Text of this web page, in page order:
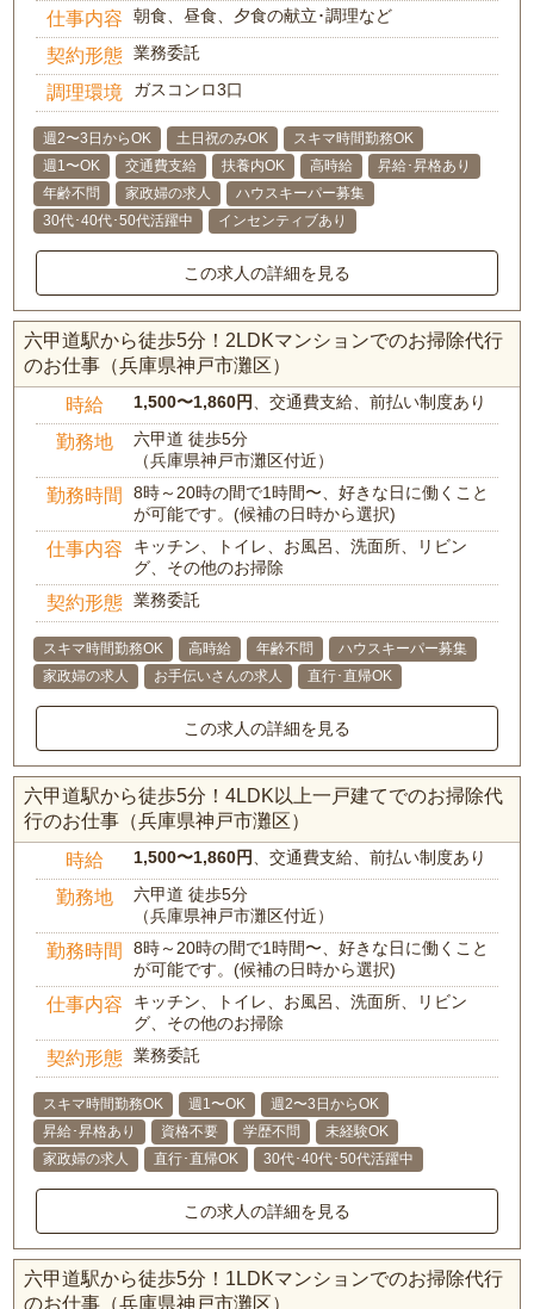
仕事内容 朝食、昼食、夕食の献立･調理など
契約形態 業務委託
調理環境 ガスコンロ3口
週2〜3日からOK 土日祝のみOK
スキマ時間勤務OK
週1〜OK
交通費支給 扶養内OK 高時給
昇給･昇格あり
年齢不問
家政婦の求人
ハウスキーパー募集
30代･40代･50代活躍中
インセンティブあり
この求人の詳細を見る
六甲道駅から徒歩5分！2LDKマンションでのお掃除代行
のお仕事（兵庫県神戸市灘区）
時給 1,500〜1,860円 、交通費支給、前払い制度あり
勤務地
六甲道 徒歩5分
（兵庫県神戸市灘区付近）
勤務時間
8時～20時の間で1時間〜、好きな日に働くこと
が可能です。(候補の日時から選択)
仕事内容
キッチン、トイレ、お風呂、洗面所、リビン
グ、その他のお掃除
契約形態 業務委託
スキマ時間勤務OK 高時給 年齢不問
ハウスキーパー募集
家政婦の求人
お手伝いさんの求人 直行･直帰OK
この求人の詳細を見る
六甲道駅から徒歩5分！4LDK以上一戸建てでのお掃除代
行のお仕事（兵庫県神戸市灘区）
時給 1,500〜1,860円 、交通費支給、前払い制度あり
勤務地
六甲道 徒歩5分
（兵庫県神戸市灘区付近）
勤務時間
8時～20時の間で1時間〜、好きな日に働くこと
が可能です。(候補の日時から選択)
仕事内容
キッチン、トイレ、お風呂、洗面所、リビン
グ、その他のお掃除
契約形態 業務委託
スキマ時間勤務OK 週1〜OK
週2〜3日からOK
昇給･昇格あり
資格不要 学歴不問
未経験OK
家政婦の求人
直行･直帰OK 30代･40代･50代活躍中
この求人の詳細を見る
六甲道駅から徒歩5分！1LDKマンションでのお掃除代行
のお仕事（兵庫県神戸市灘区）